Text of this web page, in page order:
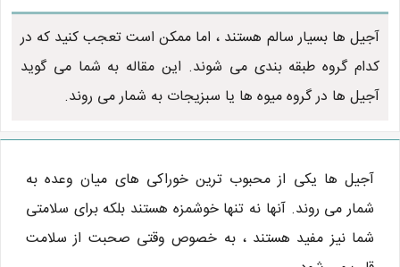
آجیل ها بسیار سالم هستند ، اما ممکن است تعجب کنید که در
کدام گروه طبقه بندی می شوند. این مقاله به شما می گوید
آجیل ها در گروه میوه ها یا سبزیجات به شمار می روند.
آجیل ها یکی از محبوب ترین خوراکی های میان وعده به
شمار می روند. آنها نه تنها خوشمزه هستند بلکه برای سلامتی
شما نیز مفید هستند ، به خصوص وقتی صحبت از سلامت